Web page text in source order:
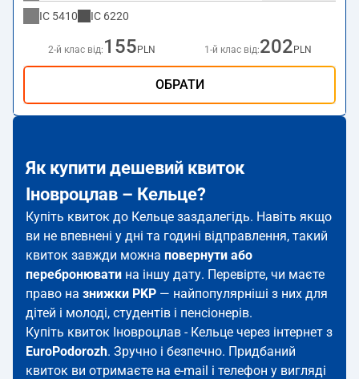
IC 5410 IC 6220
2-й клас від: 155 PLN 1-й клас від:202 PLN
ОБРАТИ
Як купити дешевий квиток
Іновроцлав – Кельце?
Купіть квиток до Кельце заздалегідь. Навіть якщо
ви не впевнені у дні та годині відправлення, такий
квиток завжди можна повернути або
перебронювати на іншу дату. Перевірте, чи маєте
право на знижки PKP — найпопулярніші з них для
дітей і молоді, студентів і пенсіонерів.
Купіть квиток Іновроцлав - Кельце через інтернет з
EuroPodorozh. Зручно і безпечно. Придбаний
квиток ви отримаєте на e-mail і телефон у вигляді